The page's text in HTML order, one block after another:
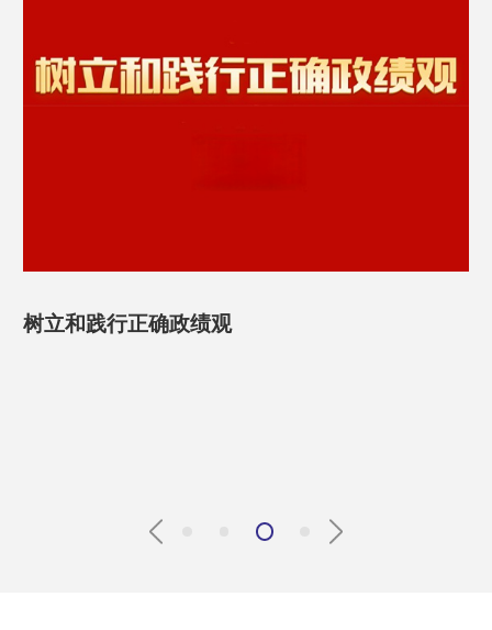
树立和践行正确政绩观